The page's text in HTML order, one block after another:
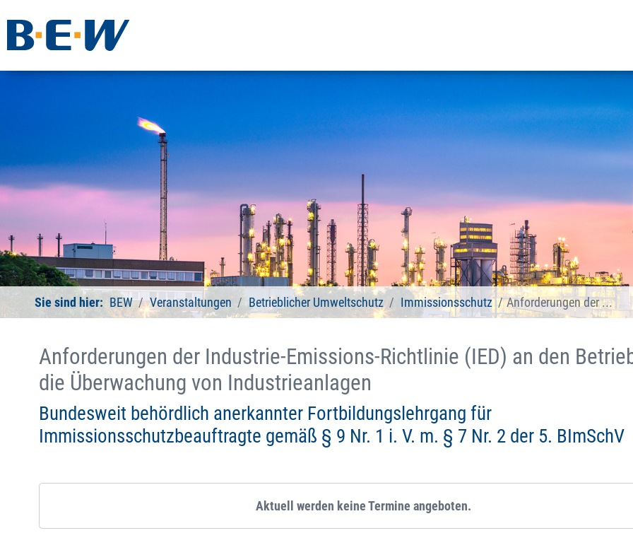
Sie sind hier: BEW Veranstaltungen Betrieblicher Umweltschutz Immissionsschutz Anforderungen der ...
Anforderungen der Industrie-Emissions-Richtlinie (IED) an den
die Überwachung von Industrieanlagen
Bundesweit behördlich anerkannter Fortbildungslehrgang für
Immissionsschutzbeauftragte gemäß § 9 Nr. 1 i. V. m. § 7 Nr. 2 der 5. BImSchV
Aktuell werden keine Termine angeboten.